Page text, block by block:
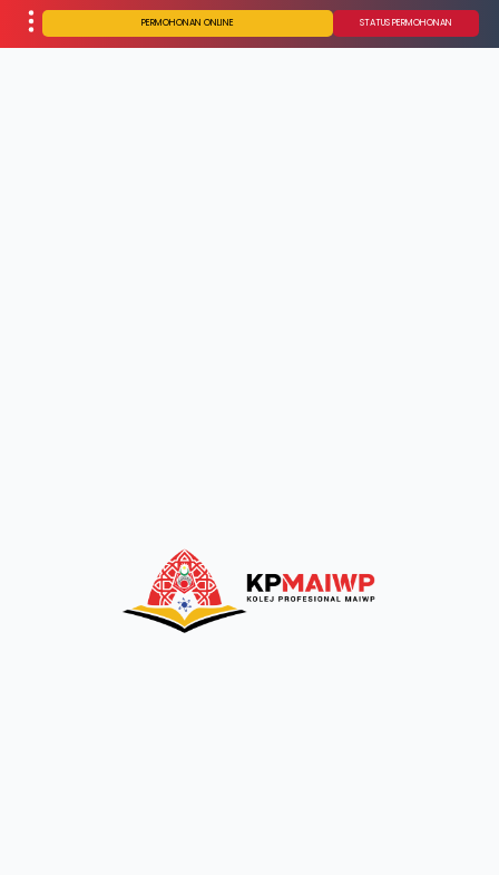
PERMOHONAN ONLINE STATUS PERMOHONAN